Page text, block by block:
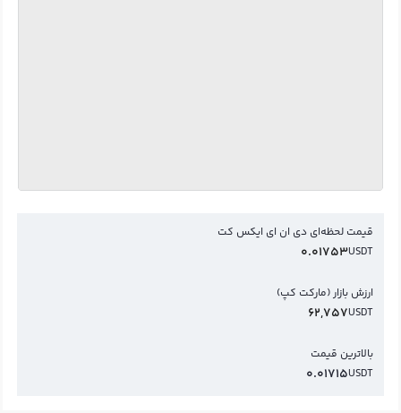
قیمت لحظه‌ای دی ان ای ایکس کت
USDT
0.01753
ارزش بازار (مارکت کپ)
USDT
62,757
بالاترین قیمت
USDT
0.01715